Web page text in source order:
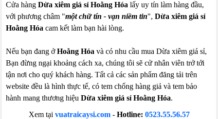
Cửa hàngDừa xiêm giá sỉ Hoằng Hóa lấy uy tín làm hàng đầu,
với phương châm "một chữ tín - vạn niềm tin",Dừa xiêm giá sỉ
Hoằng Hóa cam kết làm bạn hài lòng.
Nếu bạn đang ởHoằng Hóa và có nhu cầu mua Dừa xiêm giá sỉ,
Bạn đừng ngại khoảng cách xa, chúng tôi sẽ cử nhân viên trở tới
tận nơi cho quý khách hàng. Tất cả các sản phẩm đăng tải trên
website đều là hình thực tế, có tem chống hàng giả và tem bảo
hành mang thương hiệuDừa xiêm giá sỉ Hoằng Hóa.
Xem tại vuatraicaysi.com- Hotline: 0523.55.56.57